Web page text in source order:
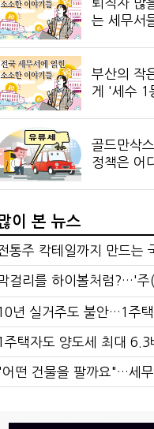
퇴직자 많
는 세무서
부산의 작
게 '세수 1
골드만삭
정책은 어
이 본 뉴스
통주 칵테일까지 만드는